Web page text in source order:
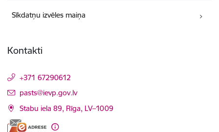
Sīkdatņu izvēles maiņa
Kontakti
+371 67290612
E-pasts:
pasts@ievp.gov.lv
Stabu iela 89, Rīga, LV–1009